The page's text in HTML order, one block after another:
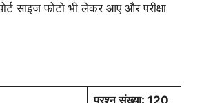
साइज फोटो भी लेकर आए और परीक्षा